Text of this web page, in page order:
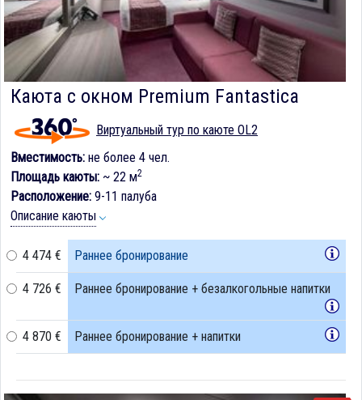
Каюта с окном Premium Fantastica
Виртуальный тур по каюте OL2
Вместимость: не более 4 чел.
Площадь каюты: ~ 22 м2
Расположение: 9-11 палуба
Описание каюты
4 474 € Раннее бронирование
4 726 € Раннее бронирование + безалкогольные напитки
4 870 € Раннее бронирование + напитки